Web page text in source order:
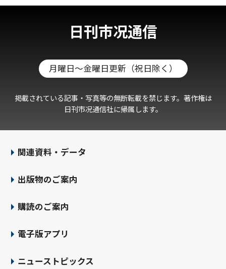
日刊市况通信
月曜日～金曜日更新（祝日除く）
掲載されている記事・写真等の無断転載を禁じます。著作権は
日刊市况通信社に帰属します。
関連資料・データ
出版物のご案内
購読のご案内
電子版アプリ
ニューストピックス